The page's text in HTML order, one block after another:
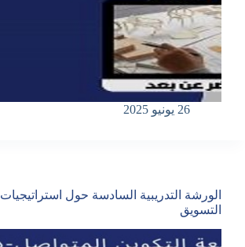
26 يونيو 2025
الورشة التدريبية السادسة حول استراتيجيات
التسويق